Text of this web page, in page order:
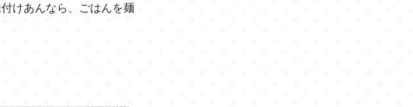
けあんなら、ごはんを麺